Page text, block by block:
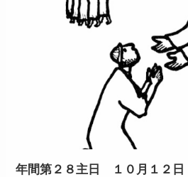
年間第２８主日 １０月１２